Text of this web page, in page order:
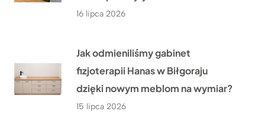
16 lipca 2026
Jak odmieniliśmy gabinet
fizjoterapii Hanas w Biłgoraju
dzięki nowym meblom na wymiar?
15 lipca 2026